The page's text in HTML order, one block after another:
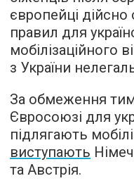
європейці
правил для
мобілізаційного
з України
За обмеження
Євросоюзі для
підлягають
виступають
та Австрія.